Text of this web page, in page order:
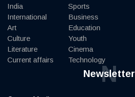
India
International
Art
Culture
Literature
Current affairs
Sports
Business
Education
Youth
Cinema
Technology
Newsletter
N